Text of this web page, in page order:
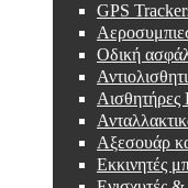
GPS
Οδική
Αισθητήρες
Αξεσουάρ
Εκκινητές